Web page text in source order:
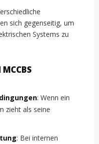
sich gegenseitig, um
Systems zu
: Wenn ein
zieht als seine
: Bei internen